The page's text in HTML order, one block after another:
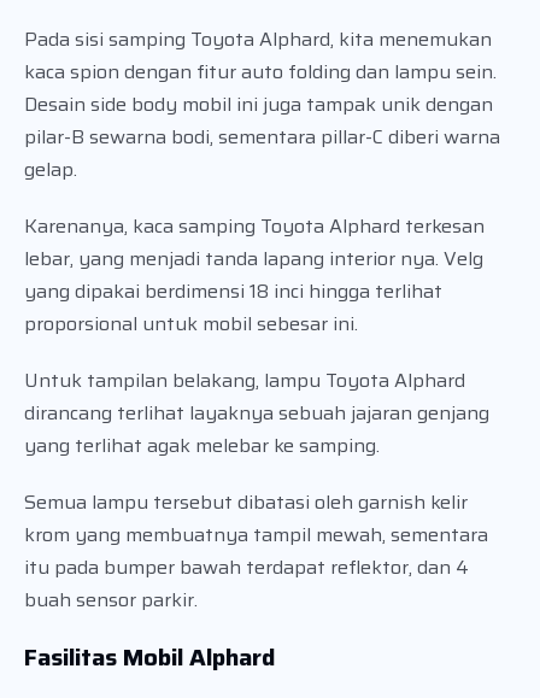
Pada sisi samping Toyota Alphard, kita menemukan
kaca spion dengan fitur auto folding dan lampu sein.
Desain side body mobil ini juga tampak unik dengan
pilar-B sewarna bodi, sementara pillar-C diberi warna
gelap.
Karenanya, kaca samping Toyota Alphard terkesan
lebar, yang menjadi tanda lapang interior nya. Velg
yang dipakai berdimensi 18 inci hingga terlihat
proporsional untuk mobil sebesar ini.
Untuk tampilan belakang, lampu Toyota Alphard
dirancang terlihat layaknya sebuah jajaran genjang
yang terlihat agak melebar ke samping.
Semua lampu tersebut dibatasi oleh garnish kelir
krom yang membuatnya tampil mewah, sementara
itu pada bumper bawah terdapat reflektor, dan 4
buah sensor parkir.
Fasilitas Mobil Alphard